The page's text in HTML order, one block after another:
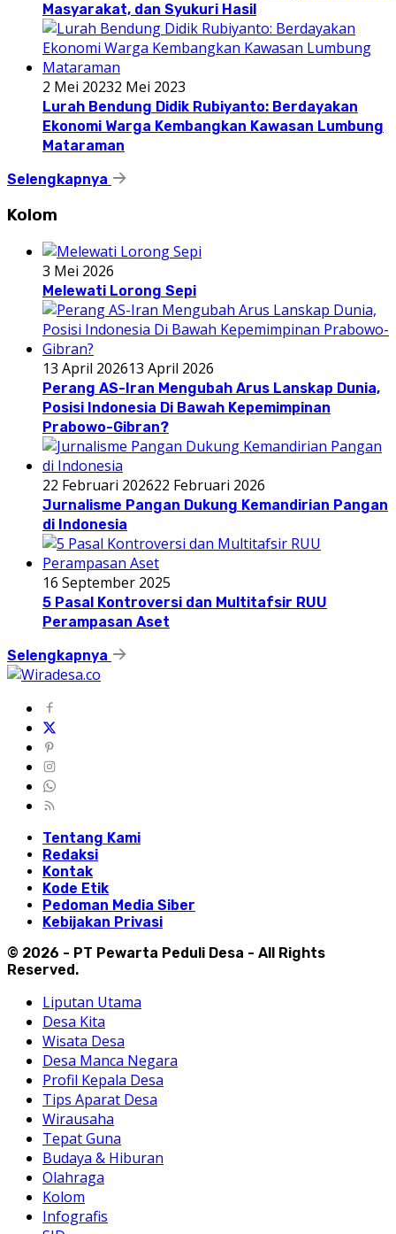
Masyarakat, dan Syukuri Hasil
2 Mei 20232 Mei 2023
Lurah Bendung Didik Rubiyanto: Berdayakan
Ekonomi Warga Kembangkan Kawasan Lumbung
Mataraman
Selengkapnya
Kolom
3 Mei 2026
Melewati Lorong Sepi
13 April 202613 April 2026
Perang AS-Iran Mengubah Arus Lanskap Dunia,
Posisi Indonesia Di Bawah Kepemimpinan
Prabowo-Gibran?
22 Februari 202622 Februari 2026
Jurnalisme Pangan Dukung Kemandirian Pangan
di Indonesia
16 September 2025
5 Pasal Kontroversi dan Multitafsir RUU
Perampasan Aset
Selengkapnya
Tentang Kami
Redaksi
Kontak
Kode Etik
Pedoman Media Siber
Kebijakan Privasi
© 2026 - PT Pewarta Peduli Desa - All Rights
Reserved.
Liputan Utama
Desa Kita
Wisata Desa
Desa Manca Negara
Profil Kepala Desa
Tips Aparat Desa
Wirausaha
Tepat Guna
Budaya & Hiburan
Olahraga
Kolom
Infografis